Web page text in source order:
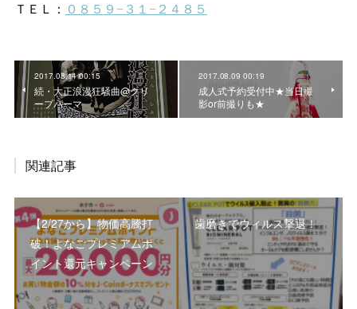
2017.08.14 00:15
続・大正浪漫狂騒曲@クリ
ープパーマ
2017.08.09 00:19
成人式予約受付中★当日撮
影or前撮りも★
関連記事
【2/27から】物価高騰打
破！よなごプレミアムポ
イント還元キャンペーン
歯磨きでウィルス撃退！